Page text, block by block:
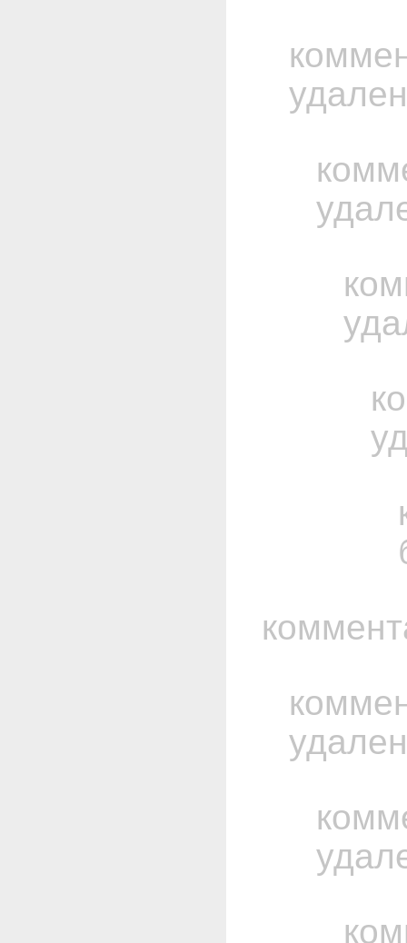
удален
удален